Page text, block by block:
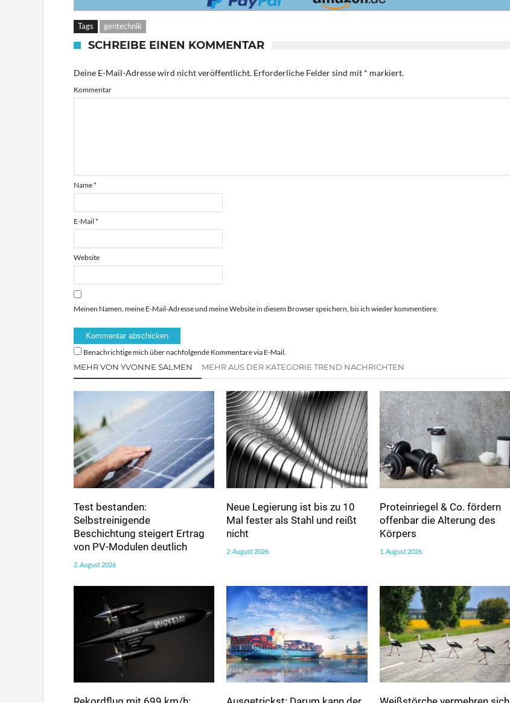
Tags gentechnik
SCHREIBE EINEN KOMMENTAR
Deine E-Mail-Adresse wird nicht veröffentlicht. Erforderliche Felder sind mit * markiert.
Kommentar
Name*
E-Mail *
Website
Meinen Namen, meine E-Mail-Adresse und meine Website in diesem Browser speichern, bis ich wieder kommentiere.
Benachrichtige mich über nachfolgende Kommentare via E-Mail.
MEHR VON YVONNE SALMEN MEHR AUS DER KATEGORIE TREND NACHRICHTEN
Test bestanden:
Selbstreinigende
Beschichtung steigert Ertrag
von PV-Modulen deutlich
2. August 2026
Neue Legierung ist bis zu 10
Mal fester als Stahl und reißt
nicht
2. August 2026
Proteinriegel & Co. fördern
offenbar die Alterung des
Körpers
1. August 2026